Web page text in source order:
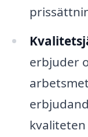
erbjuder